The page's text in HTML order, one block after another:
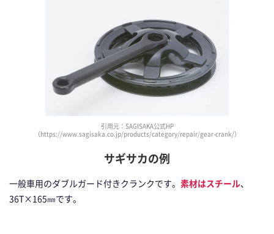
引用元：SAGISAKA公式HP
（https://www.sagisaka.co.jp/products/category/repair/gear-crank/）
サギサカの例
一般車用のダブルガード付きクランクです。 素材はスチール、
36T×165㎜です。